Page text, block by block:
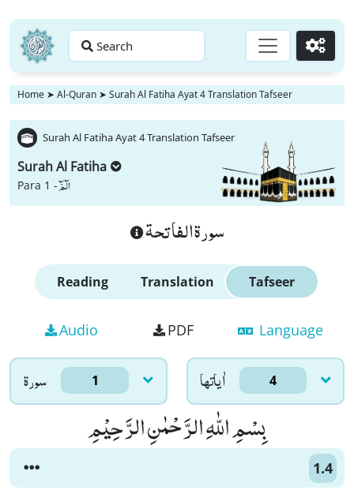
Search Go
Home ➤ Al-Quran ➤ Surah Al Fatiha Ayat 4 Translation Tafseer
Surah Al Fatiha Ayat 4 Translation Tafseer
Surah Al Fatiha
Para 1 -الٓمّٓ
سورة الفاتحة
Reading Translation Tafseer
Audio PDF Language
سورۃ 1 اٰياتها 4
بِسْمِ اللّٰهِ الرَّحْمٰنِ الرَّحِیْمِ
1.4